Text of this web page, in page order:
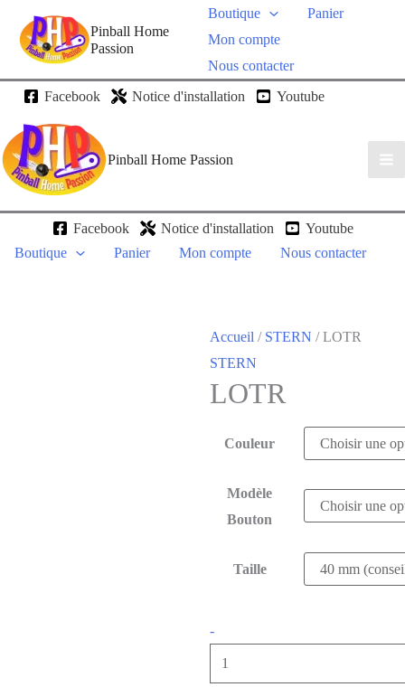
Pinball Home
Passion
Boutique
Panier
Mon compte
Nous contacter
Facebook
Notice d'installation Youtube
Pinball Home Passion
Facebook Notice d'installation
Youtube
Boutique
Panier Mon compte Nous contacter
Accueil / STERN / LOTR
STERN
LOTR
Couleur
Modèle
Bouton
Taille
-